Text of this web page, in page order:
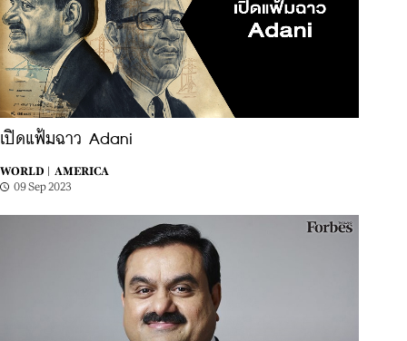
เปิดแฟ้มฉาว Adani
WORLD |
AMERICA
09 Sep 2023